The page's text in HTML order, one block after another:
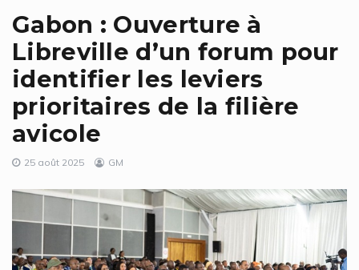
Gabon : Ouverture à
Libreville d’un forum pour
identifier les leviers
prioritaires de la filière
avicole
25 août 2025 GM